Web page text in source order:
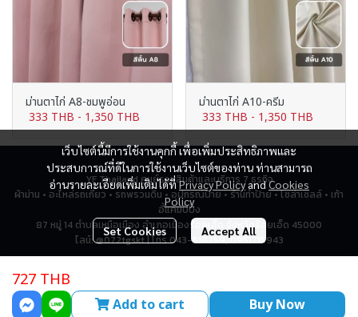
ม่านตาไก่ A8-ชมพูอ่อน
333 THB - 1,350 THB
ม่านตาไก่ A10-ครีม
333 THB - 1,350 THB
727 THB
Add to cart Buy Now
เว็บไซต์นี้มีการใช้งานคุกกี้ เพื่อเพิ่มประสิทธิภาพและ
ประสบการณ์ที่ดีในการใช้งานเว็บไซต์ของท่าน ท่านสามารถ
อ่านรายละเอียดเพิ่มเติมได้ที่Privacy PolicyandCookies
Policy
Set Cookies Accept All
YF Thailand ศูนย์รวมสินค้าและบริการ 7 ธุรกิจ
ผ้าม่าน • อะไหล่รถเกี่ยว • รถพรวนดิน • อุปกรณ์ป้าย • ร้านทำป้าย • โซล่าเซลล์ • เก้า
อี้แคมป์ปิ้ง
87 หมู่ 14 ตำบลเหนือเมือง อำเภอเมืองร้อยเอ็ด จังหวัดร้อยเอ็ด 45000
ไลน์: @072tgskt | โทร 043-518259, 0951715943
Total Visitor2,774,859